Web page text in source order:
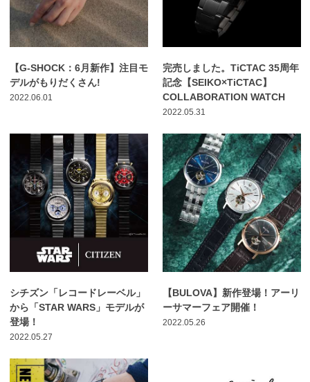
【G-SHOCK：6月新作】注目モ
デルがもりだくさん!
2022.06.01
完売しました。TiCTAC 35周年
記念【SEIKO×TiCTAC】
COLLABORATION WATCH
2022.05.31
シチズン「レコードレーベル」
から「STAR WARS」モデルが
登場！
2022.05.27
【BULOVA】新作登場！アーリ
ーサマーフェア開催！
2022.05.26